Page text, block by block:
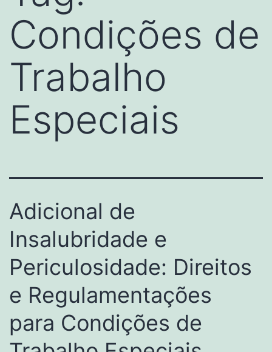
Condições de
Trabalho
Especiais
Adicional de
Insalubridade e
Periculosidade: Direitos
e Regulamentações
para Condições de